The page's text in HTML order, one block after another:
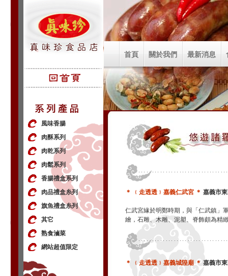
風味香腸
肉酥系列
肉乾系列
肉鬆系列
香腸禮盒系列
肉品禮盒糸列
旗魚禮盒糸列
其它
熟食滷菜
網站超值限定
首頁 關於我們 最新消息
＊ ﹛走透透﹜嘉義仁武宮 ＊ 嘉義市
仁武宮緣於明鄭時期，與「仁武鎮」
繪，石雕、木雕、泥塑、脊飾頗為精
＊ ﹛走透透﹜嘉義城隍廟 ＊ 嘉義市